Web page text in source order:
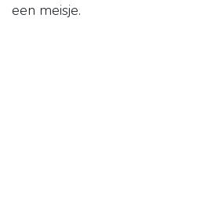
een meisje.